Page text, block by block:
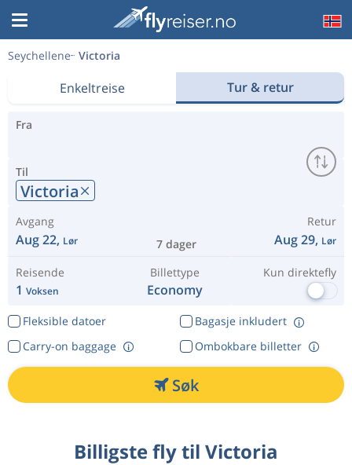
Seychellene Victoria
Enkeltreise Tur & retur
Fra
Til
Victoria
Avgang
Aug 22, Lør 7 dager
Retur
Aug 29, Lør
Reisende
1 Voksen
Billettype
Economy
Kun direktefly
Fleksible datoer
Bagasje inkludert
Ombokbare billetter
Carry-on baggage
Søk
Billigste fly til Victoria